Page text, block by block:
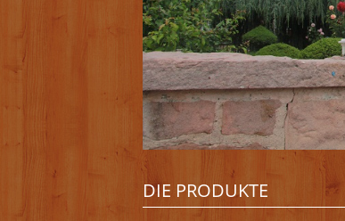
DIE PRODUKTE